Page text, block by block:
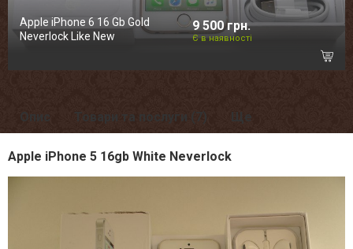
Apple iPhone 6 16 Gb Gold
Neverlock Like New
9 500 грн.
Є в наявності
Опис Товари та послуги (7) Ще
Apple iPhone 5 16gb White Neverlock